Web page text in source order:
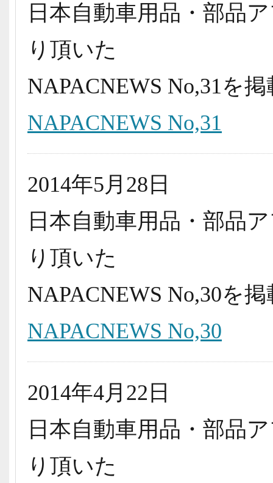
日本自動車用品・部品
り頂いた
NAPACNEWS No,31を
NAPACNEWS No,31
2014年5月28日
日本自動車用品・部品
り頂いた
NAPACNEWS No,30を
NAPACNEWS No,30
2014年4月22日
日本自動車用品・部品
り頂いた